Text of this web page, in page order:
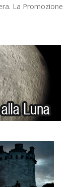
La Promozione